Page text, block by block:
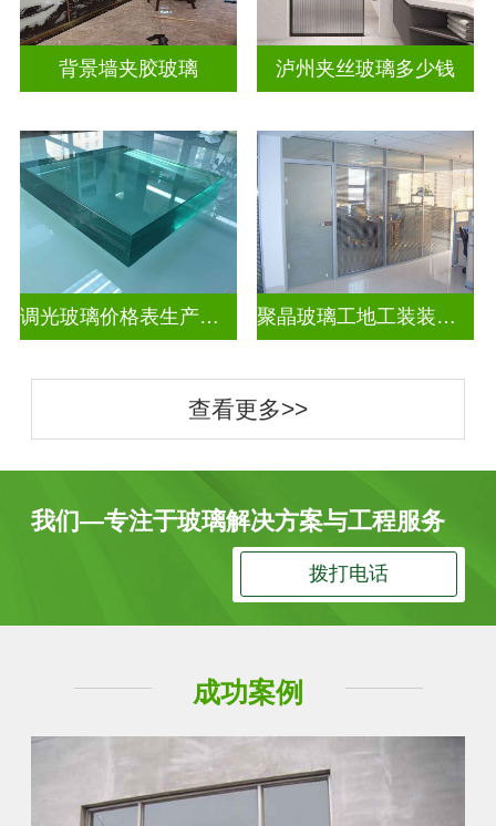
背景墙夹胶玻璃 泸州夹丝玻璃多少钱
调光玻璃价格表生产电话 聚晶玻璃工地工装装饰玻璃
查看更多>>
我们—专注于玻璃解决方案与工程服务
拨打电话
成功案例